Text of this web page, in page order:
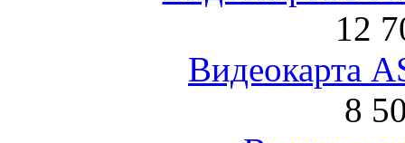
12
Видеокарта
8